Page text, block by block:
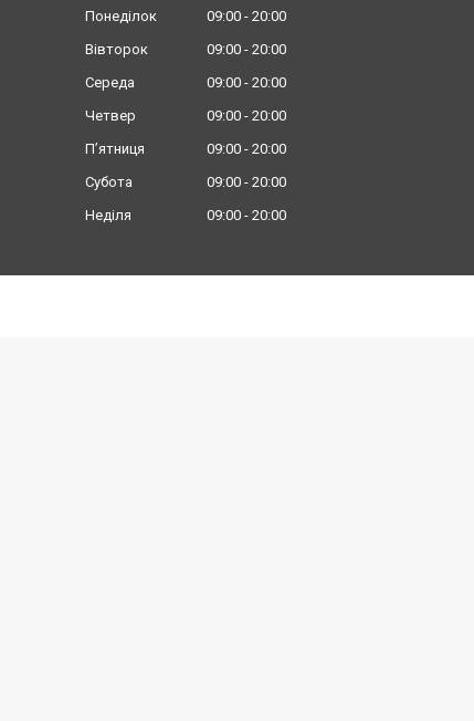
Понеділок 09:00
20:00
Вівторок
09:00
20:00
Середа
09:00
20:00
Четвер
09:00
20:00
Пʼятниця
09:00
20:00
Субота
09:00
20:00
Неділя
09:00 20:00